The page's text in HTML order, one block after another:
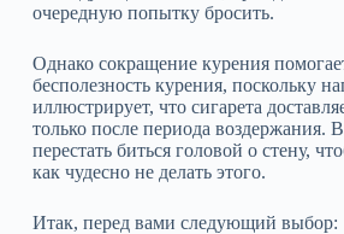
очередную попытку бросить.
Однако сокращение курения
бесполезность курения, поскольку
иллюстрирует, что сигарета
только после периода воздержания.
перестать биться головой о стену,
как чудесно не делать этого.
Итак, перед вами следующий выбор: